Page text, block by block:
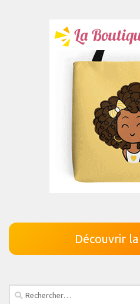
Découvrir
Rechercher :